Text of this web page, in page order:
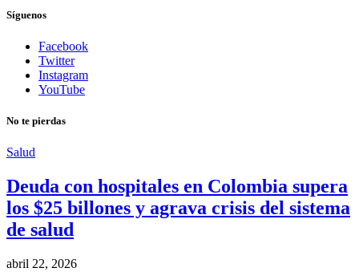
Síguenos
Facebook
Twitter
Instagram
YouTube
No te pierdas
Salud
Deuda con hospitales en Colombia supera
los $25 billones y agrava crisis del sistema
de salud
abril 22, 2026